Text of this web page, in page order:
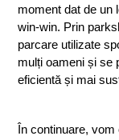
moment dat de un
win-win. Prin
parcare utilizate
mulți oameni și se
eficientă și mai
În continuare,